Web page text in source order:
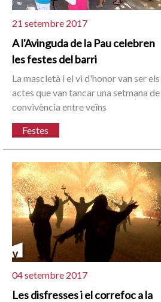
21 setembre 2017
A l'Avinguda de la Pau celebren
les festes del barri
La mascletà i el vi d'honor van ser els
actes que van tancar una setmana de
convivència entre veïns
Festes
04 setembre 2017
Les disfresses i el correfoc a la